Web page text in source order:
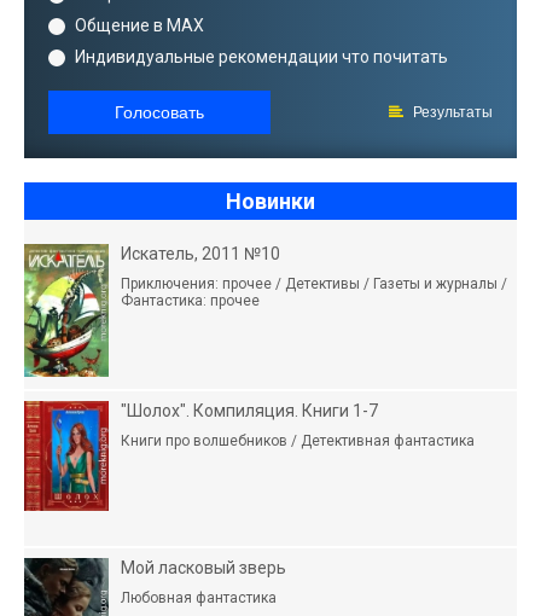
Общение в MAX
Индивидуальные рекомендации что почитать
Голосовать Результаты
Новинки
Искатель, 2011 №10
Приключения: прочее / Детективы / Газеты и журналы /
Фантастика: прочее
"Шолох". Компиляция. Книги 1-7
Книги про волшебников / Детективная фантастика
Мой ласковый зверь
Любовная фантастика